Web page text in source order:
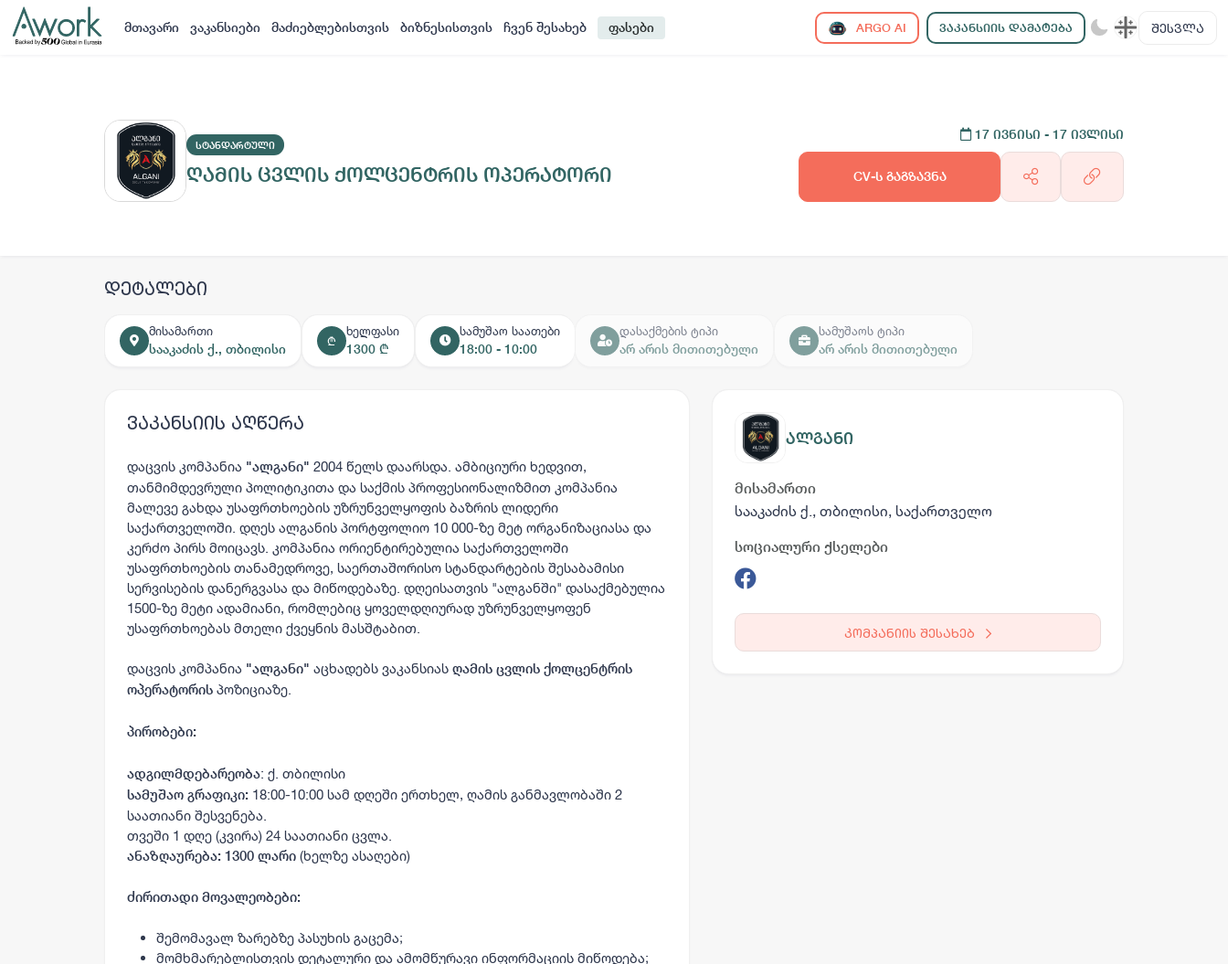
მთავარი ვაკანსიები მაძიებლებისთვის ბიზნესისთვის ჩვენ შესახებ ფასები ARGO AI ᲕᲐᲙᲐᲜᲡᲘᲘᲡ ᲓᲐᲛᲐᲢᲔᲑᲐ ᲨᲔᲡᲕᲚᲐ
ᲡᲢᲐᲜᲓᲐᲠᲢᲣᲚᲘ
ღამის ცვლის ქოლცენტრის ოპერატორი
17 ივნისი - 17 ივლისი
CV-ს გაგზავნა
დეტალები
მისამართი
სააკაძის ქ., თბილისი
₾
ხელფასი
1300 ₾
დასაქმების ტიპი
არ არის მითითებული
სამუშაოს ტიპი
არ არის მითითებული
სამუშაო საათები
18:00 - 10:00
ვაკანსიის აღწერა
დაცვის კომპანია "ალგანი" 2004 წელს დაარსდა. ამბიციური ხედვით,
თანმიმდევრული პოლიტიკითა და საქმის პროფესიონალიზმით კომპანია
მალევე გახდა უსაფრთხოების უზრუნველყოფის ბაზრის ლიდერი
საქართველოში. დღეს ალგანის პორტფოლიო 10 000-ზე მეტ ორგანიზაციასა და
კერძო პირს მოიცავს. კომპანია ორიენტირებულია საქართველოში
უსაფრთხოების თანამედროვე, საერთაშორისო სტანდარტების შესაბამისი
სერვისების დანერგვასა და მიწოდებაზე. დღეისათვის "ალგანში" დასაქმებულია
1500-ზე მეტი ადამიანი, რომლებიც ყოველდღიურად უზრუნველყოფენ
უსაფრთხოებას მთელი ქვეყნის მასშტაბით.
დაცვის კომპანია "ალგანი" აცხადებს ვაკანსიას ღამის ცვლის ქოლცენტრის
ოპერატორის პოზიციაზე.
პირობები:
ადგილმდებარეობა: ქ. თბილისი
სამუშაო გრაფიკი: 18:00-10:00 სამ დღეში ერთხელ, ღამის განმავლობაში 2
საათიანი შესვენება.
თვეში 1 დღე (კვირა) 24 საათიანი ცვლა.
ანაზღაურება: 1300 ლარი (ხელზე ასაღები)
ძირითადი მოვალეობები:
შემომავალ ზარებზე პასუხის გაცემა;
მომხმარებლისთვის დეტალური და ამომწურავი ინფორმაციის მიწოდება;
ალგანი
მისამართი
სააკაძის ქ., თბილისი, საქართველო
სოციალური ქსელები
კომპანიის შესახებ